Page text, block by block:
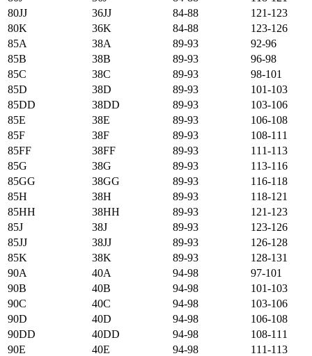
80JJ
36JJ 84-88
121-123
80K
36K 84-88
123-126
85А
38А 89-93
92-96
85B
38B 89-93
96-98
85C
38C 89-93
98-101
85D
38D 89-93
101-103
85DD
38DD 89-93
103-106
85E
38E 89-93
106-108
85F
38F 89-93
108-111
85FF
38FF 89-93
111-113
85G
38G 89-93
113-116
85GG
38GG 89-93
116-118
85H
38H 89-93
118-121
85HH
38HH 89-93
121-123
85J
38J 89-93
123-126
85JJ
38JJ 89-93
126-128
85K
38K 89-93
128-131
90А
40А 94-98
97-101
90B
40B 94-98
101-103
90C
40C 94-98
103-106
90D
40D 94-98
106-108
90DD
40DD 94-98
108-111
90E
40E 94-98
111-113